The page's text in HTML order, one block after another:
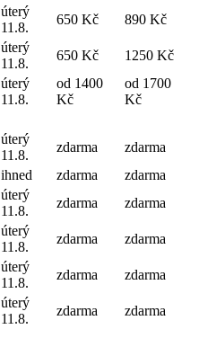
úterý
11.8.
650 Kč 890 Kč
úterý
11.8.
650 Kč 1250 Kč
úterý
11.8.
od 1400
Kč
od 1700
Kč
úterý
11.8.
zdarma
zdarma
ihned zdarma
zdarma
úterý
11.8.
zdarma zdarma
úterý
11.8.
zdarma zdarma
úterý
11.8.
zdarma zdarma
úterý
11.8.
zdarma
zdarma